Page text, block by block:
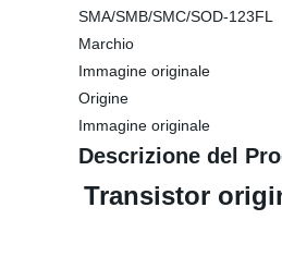
SMA/SMB/SMC/SOD-123FL
Marchio
Immagine originale
Origine
Immagine originale
Descrizione del
Transistor